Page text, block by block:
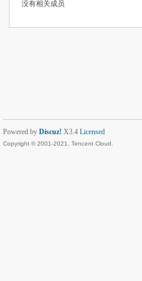
没有相关成员
Powered by Discuz! X3.4 Licensed
Copyright © 2001-2021, Tencent Cloud.